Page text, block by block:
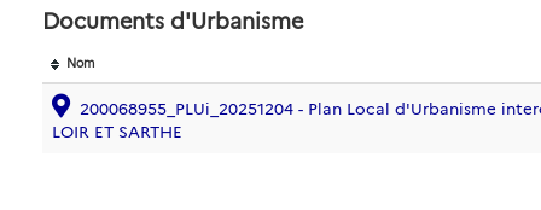
Documents d'Urbanisme
Nom
200068955_PLUi_20251204 - Plan Local d'Urbanisme
LOIR ET SARTHE